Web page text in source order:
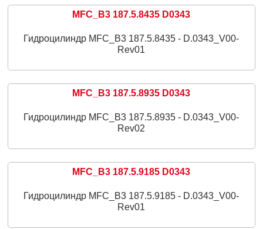
MFC_B3 187.5.8435 D0343
Гидроцилиндр MFC_B3 187.5.8435 - D.0343_V00-
Rev01
MFC_B3 187.5.8935 D0343
Гидроцилиндр MFC_B3 187.5.8935 - D.0343_V00-
Rev02
MFC_B3 187.5.9185 D0343
Гидроцилиндр MFC_B3 187.5.9185 - D.0343_V00-
Rev01